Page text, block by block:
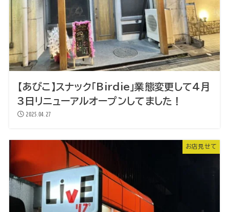
【あびこ】スナック「Birdie」業態変更して4月
3日リニューアルオープンしてました！
2025.04.27
お店見せて